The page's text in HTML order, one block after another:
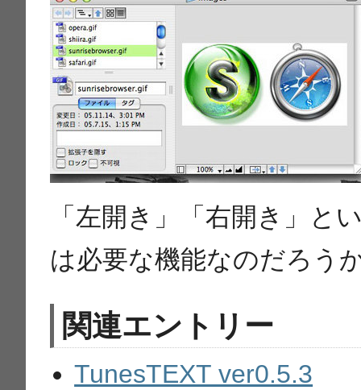
「左開き」「右開き」と
は必要な機能なのだろう
関連エントリー
TunesTEXT ver0.5.3